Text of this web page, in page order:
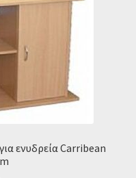
ενυδρεία Carribean